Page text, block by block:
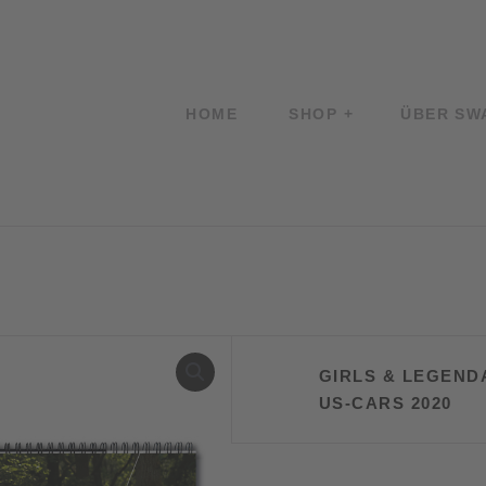
HOME SHOP ÜBER
GIRLS &
US-CARS 2020